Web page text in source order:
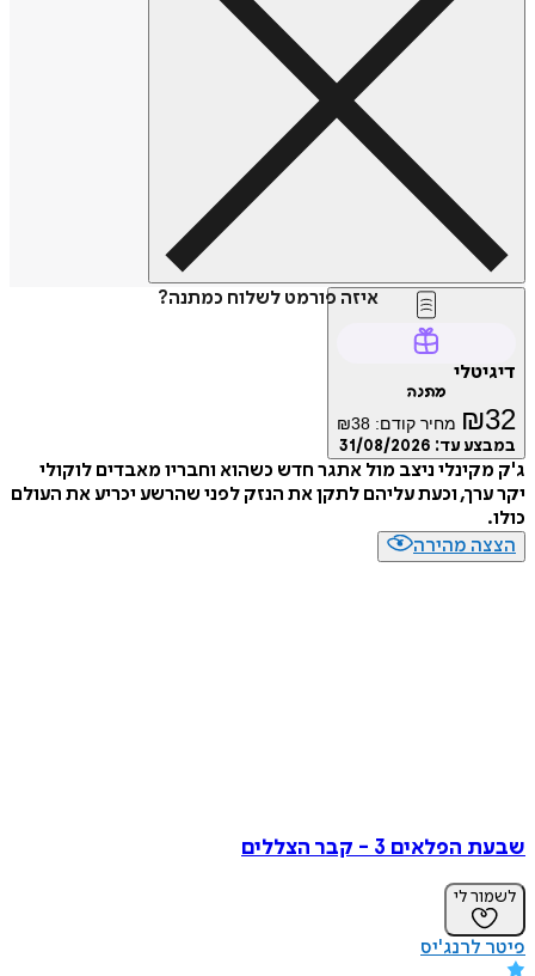
איזה פורמט לשלוח כמתנה?
דיגיטלי
מתנה
₪32 מחיר קודם: ₪38
במבצע עד: 31/08/2026
ג'ק מקינלי ניצב מול אתגר חדש כשהוא וחבריו מאבדים לוקולי
יקר ערך, וכעת עליהם לתקן את הנזק לפני שהרשע יכריע את העולם
כולו.
הצצה מהירה
שבעת הפלאים 3 - קבר הצללים
לשמור לי
פיטר לרנג'יס